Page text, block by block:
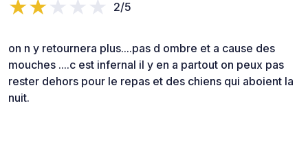
2/5
on n y retournera plus....pas d ombre et a cause des
mouches ....c est infernal il y en a partout on peux pas
rester dehors pour le repas et des chiens qui aboient la
nuit.